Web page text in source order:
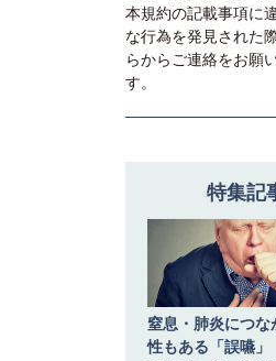
本規約の記載事項に
な行為を発見された
らからご連絡をお願
す。
特集記
窒息・肺炎につな
性もある「誤嚥」